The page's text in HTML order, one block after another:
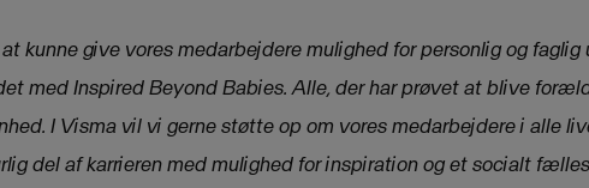
kunne give vores medarbejdere mulighed for personlig og
med Inspired Beyond Babies. Alle, der har prøvet at blive
I Visma vil vi gerne støtte op om vores medarbejdere i alle
del af karrieren med mulighed for inspiration og et socialt